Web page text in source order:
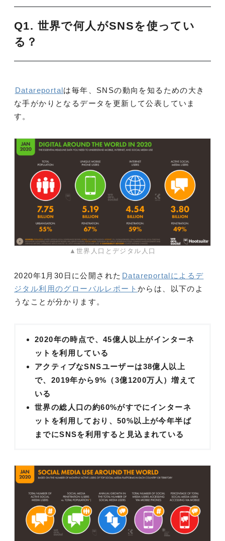
Q1. 世界で何人がSNSを使ってい
る？
Datareportalは毎年、SNSの動向を知るための大き
な手がかりとなるデータを更新して公表していま
す。
▲世界人口とデジタル人口
2020年1月30日に公開された Datareportalによるデ
ジタル利用のグローバルレポート からは、以下のよ
うなことが分かります。
2020年の時点で、45億人以上がインターネ
ットを利用している
アクティブなSNSユーザーは38億人以上
で、2019年から9%（3億1200万人）増えて
いる
世界の総人口の約60%がすでにインターネ
ットを利用しており、50%以上が今年半ば
までにSNSを利用すると見込まれている